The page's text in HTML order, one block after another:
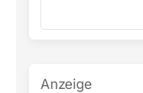
Anzeige